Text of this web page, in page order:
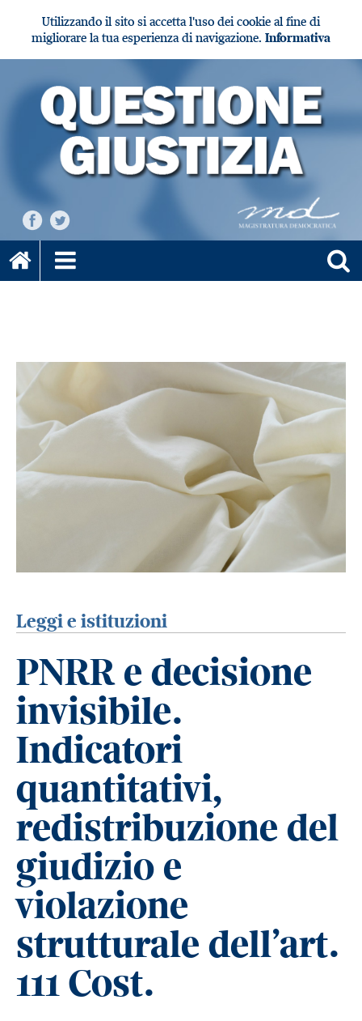
Utilizzando il sito si accetta l'uso dei cookie al fine di
migliorare la tua esperienza di navigazione. Informativa
Leggi e istituzioni
PNRR e decisione
invisibile.
Indicatori
quantitativi,
redistribuzione del
giudizio e
violazione
strutturale dell’art.
111 Cost.